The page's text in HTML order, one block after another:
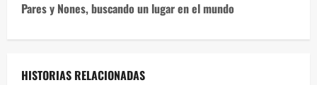
Pares y Nones, buscando un lugar en el mundo
HISTORIAS RELACIONADAS